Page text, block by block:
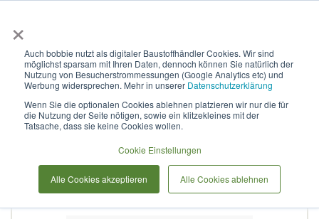
×
Auch bobbie nutzt als digitaler Baustoffhändler Cookies. Wir sind
möglichst sparsam mit Ihren Daten, dennoch können Sie natürlich der
Nutzung von Besucherstrommessungen (Google Analytics etc) und
Werbung widersprechen. Mehr in unserer Datenschutzerklärung
Wenn Sie die optionalen Cookies ablehnen platzieren wir nur die für
die Nutzung der Seite nötigen, sowie ein klitzekleines mit der
Tatsache, dass sie keine Cookies wollen.
Cookie Einstellungen
Alle Cookies akzeptieren Alle Cookies ablehnen
Abdeckkappe WPC-
Pfostenkappe SHANGHAI-
Serie